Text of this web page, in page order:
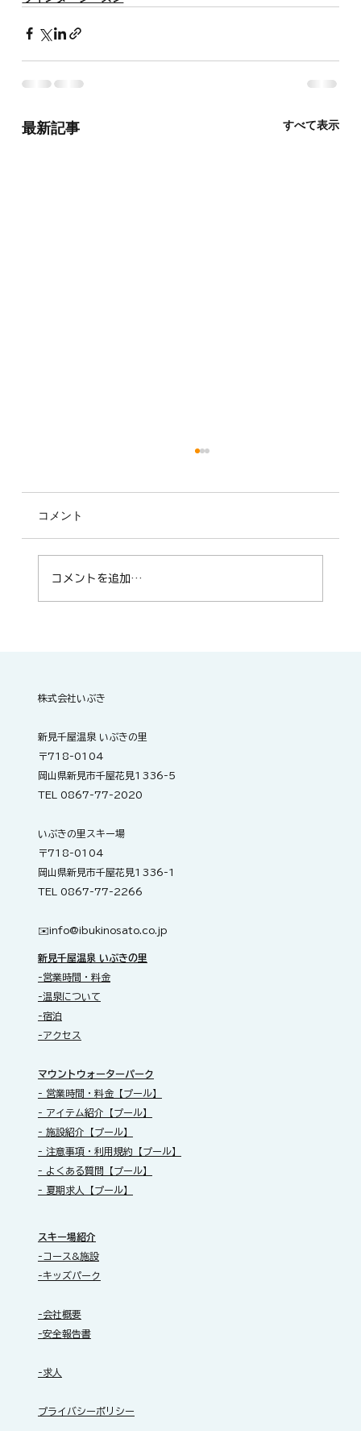
最新記事 すべて表示
コメント
コメントを追加…
株式会社いぶき
新見千屋温泉 いぶきの里
〒718-0104
岡山県新見市千屋花見1336-5
TEL 0867-77-2020
いぶきの里スキー場
〒718-0104
岡山県新見市千屋花見1336-1
TEL 0867-77-2266
✉️​info@ibukinosato.co.jp
新見千屋温泉 いぶきの里
-営業時間・料金
-温泉について
-宿泊
-アクセス
​マウントウォーターパーク
- 営業時間・料金【プール】
- アイテム紹介【プール】
- 施設紹介【プール】
- 注意事項・利用規約【プール】
- よくある質問【プール】
- 夏期求人【プール】
スキー場紹介
-コース&施設
-キッズパーク
-会社概要
-安全報告書
-求人
​プライバシーポリシー